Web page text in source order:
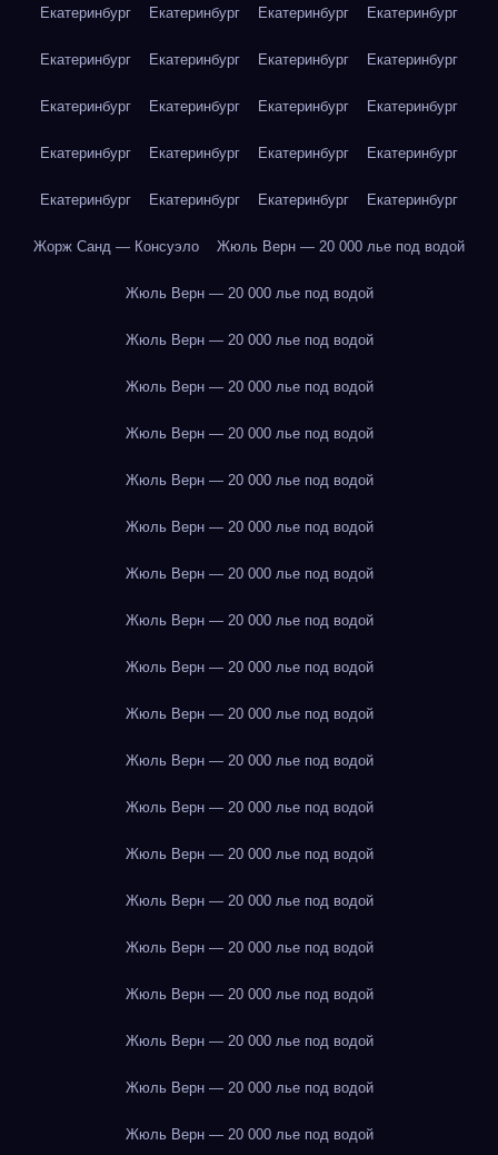
Екатеринбург Екатеринбург Екатеринбург Екатеринбург
Екатеринбург Екатеринбург Екатеринбург Екатеринбург
Екатеринбург Екатеринбург Екатеринбург Екатеринбург
Екатеринбург Екатеринбург Екатеринбург Екатеринбург
Екатеринбург Екатеринбург Екатеринбург Екатеринбург
Жорж Санд — Консуэло Жюль Верн — 20 000 лье под водой
Жюль Верн — 20 000 лье под водой
Жюль Верн — 20 000 лье под водой
Жюль Верн — 20 000 лье под водой
Жюль Верн — 20 000 лье под водой
Жюль Верн — 20 000 лье под водой
Жюль Верн — 20 000 лье под водой
Жюль Верн — 20 000 лье под водой
Жюль Верн — 20 000 лье под водой
Жюль Верн — 20 000 лье под водой
Жюль Верн — 20 000 лье под водой
Жюль Верн — 20 000 лье под водой
Жюль Верн — 20 000 лье под водой
Жюль Верн — 20 000 лье под водой
Жюль Верн — 20 000 лье под водой
Жюль Верн — 20 000 лье под водой
Жюль Верн — 20 000 лье под водой
Жюль Верн — 20 000 лье под водой
Жюль Верн — 20 000 лье под водой
Жюль Верн — 20 000 лье под водой